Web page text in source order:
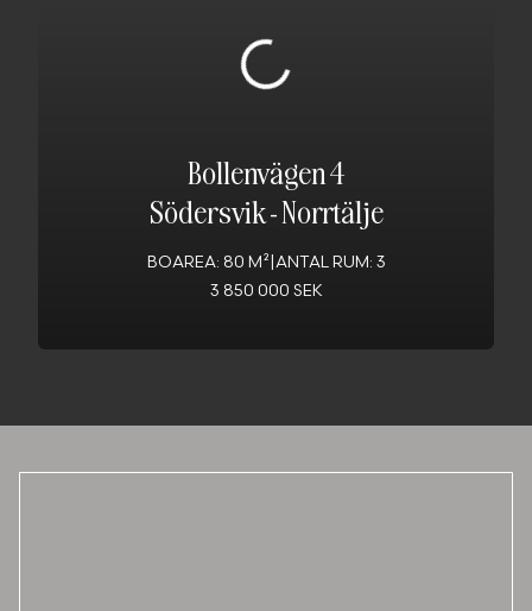
Bollenvägen 4
Södersvik-Norrtälje
BOAREA: 80 M² ANTAL RUM: 3
3 850 000 SEK